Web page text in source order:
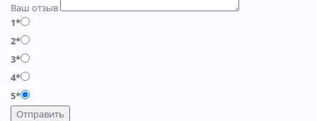
Ваш отзыв
1*
2*
3*
4*
5*
Отправить